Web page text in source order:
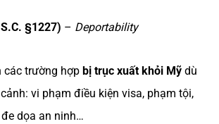
§1227) – Deportability
các trường hợp bị trục xuất khỏi Mỹdù
vi phạm điều kiện visa, phạm tội,
dọa an ninh…